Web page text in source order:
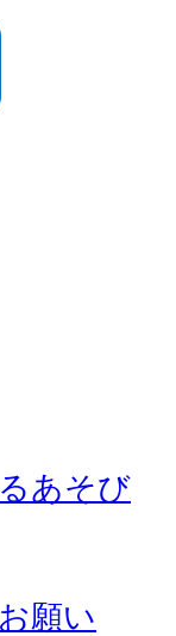
あそび
願い